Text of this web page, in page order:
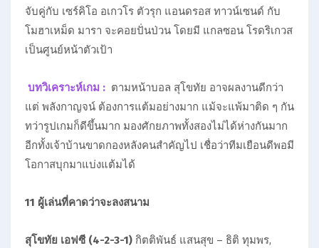
จับคู่กับ เซร์คิโอ อเกวโร ตัวรุก แอนดรอส ทาวน์เซนด์ กับ
โมฮาเหม็ด มารา จะคอยปั่นป่วน โดยมี แกลซอน โรดริเกวส
เป็นศูนย์หน้าตัวเป้า
บทวิเคราะห์เกม : ตามหน้าบอล สุโขทัย อาจผลงานดีกว่า
แต่ พลังกาญจน์ ต้องการแต้มอย่างมาก แม้จะแพ้มาติด ๆ กัน
ทว่ารูปเกมก็ดีขึ้นมาก มองศักยภาพทั้งสองไม่ได้ห่างกันมาก
อีกทั้งเจ้าบ้านขาดกองหลังคนสำคัญไป เชื่อว่าทีมเยือนดีพอมี
โอกาสบุกมาแบ่งแต้มได้
11 ผู้เล่นที่คาดว่าจะลงสนาม
สุโขทัย เอฟซี (4-2-3-1) กิตติพันธ์ แสนสุข – ธิติ ทุมพร,